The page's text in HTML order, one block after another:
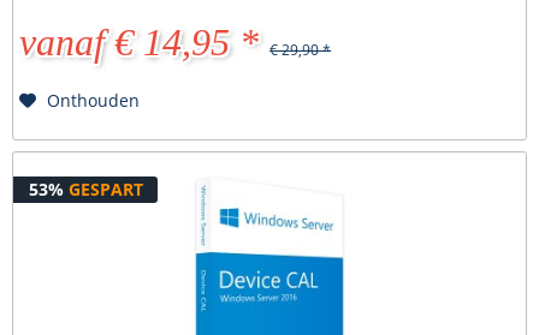
vanaf € 14,95 * € 29,90 *
Onthouden
53% GESPART